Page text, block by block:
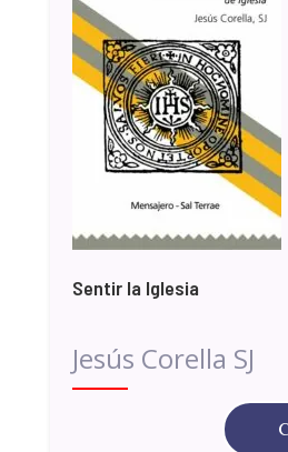
Sentir la Iglesia
Jesús Corella SJ